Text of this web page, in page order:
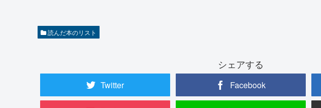
読んだ本のリスト
シェアする
Twitter Facebook